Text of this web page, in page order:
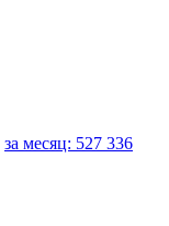
за месяц: 527 336